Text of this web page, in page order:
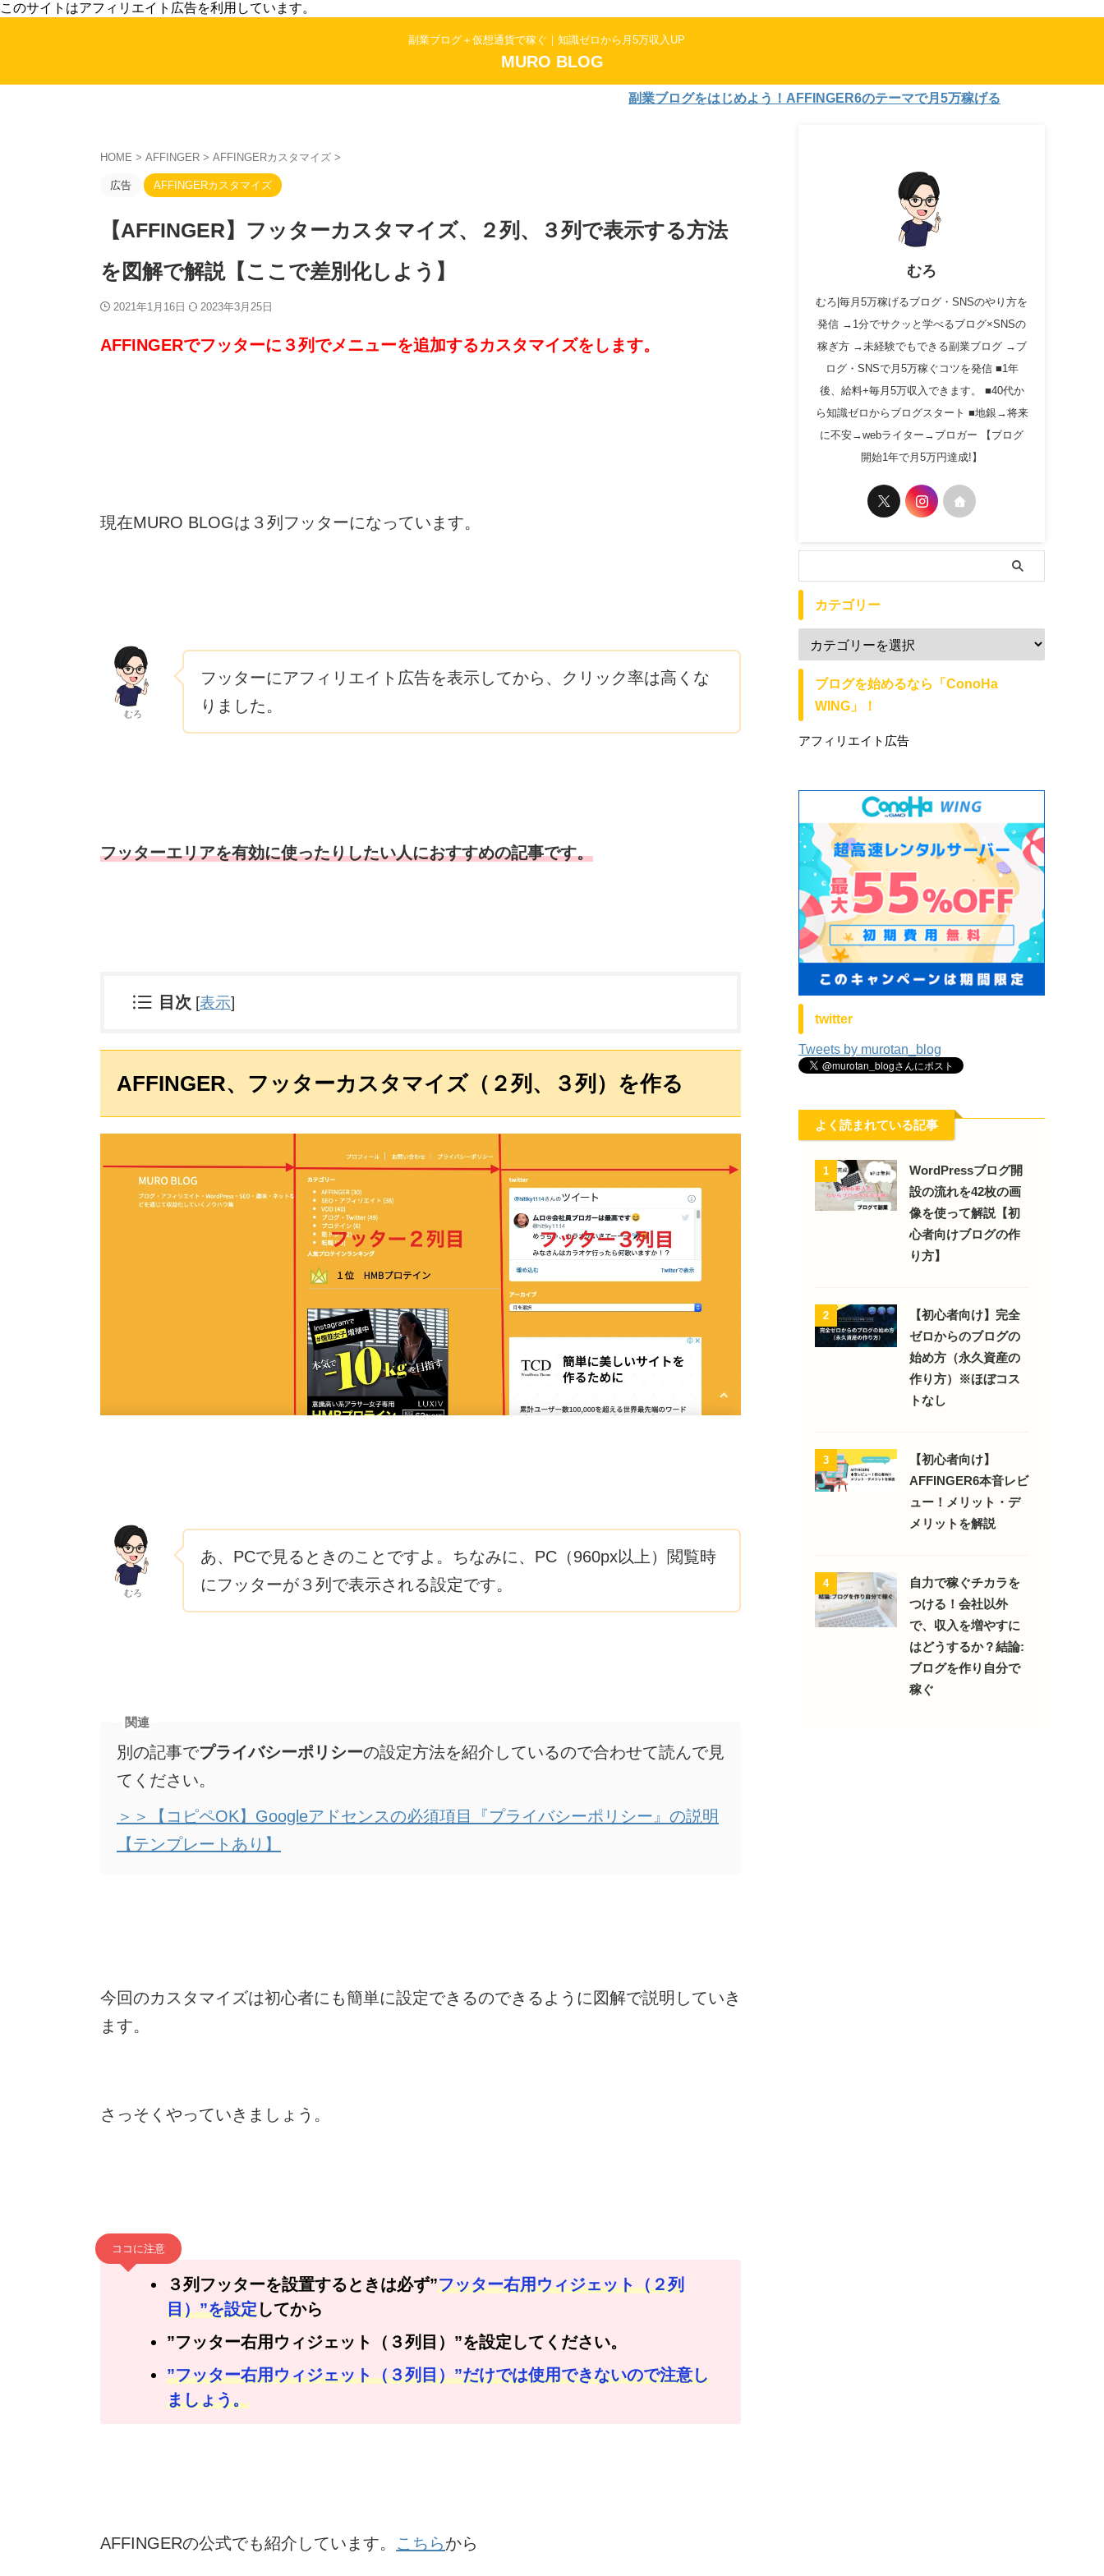
このサイトはアフィリエイト広告を利用しています。
副業ブログ＋仮想通貨で稼ぐ｜知識ゼロから月5万収入UP
MURO BLOG
副業ブログをはじめよう！AFFINGER6のテーマで月5万稼げる
HOME > AFFINGER > AFFINGERカスタマイズ >
広告 AFFINGERカスタマイズ
【AFFINGER】フッターカスタマイズ、２列、３列で表示する方法
を図解で解説【ここで差別化しよう】
2021年1月16日 2023年3月25日
AFFINGERでフッターに３列でメニューを追加するカスタマイズをします。
現在MURO BLOGは３列フッターになっています。
むろ
フッターにアフィリエイト広告を表示してから、クリック率は高くな
りました。
フッターエリアを有効に使ったりしたい人におすすめの記事です。
目次 [表示]
AFFINGER、フッターカスタマイズ（２列、３列）を作る
むろ
あ、PCで見るときのことですよ。ちなみに、PC（960px以上）閲覧時
にフッターが３列で表示される設定です。
関連
別の記事でプライバシーポリシーの設定方法を紹介しているので合わせて読んで見
てください。
＞＞【コピペOK】Googleアドセンスの必須項目『プライバシーポリシー』の説明
【テンプレートあり】
今回のカスタマイズは初心者にも簡単に設定できるのできるように図解で説明していき
ます。
さっそくやっていきましょう。
ココに注意
３列フッターを設置するときは必ず”フッター右用ウィジェット（２列
目）”を設定してから
”フッター右用ウィジェット（３列目）”を設定してください。
”フッター右用ウィジェット（３列目）”だけでは使用できないので注意し
ましょう。
AFFINGERの公式でも紹介しています。 こちらから
むろ
むろ|毎月5万稼げるブログ・SNSのやり方を
発信 →1分でサクッと学べるブログ×SNSの
稼ぎ方 →未経験でもできる副業ブログ →ブ
ログ・SNSで月5万稼ぐコツを発信 ■1年
後、給料+毎月5万収入できます。 ■40代か
ら知識ゼロからブログスタート ■地銀→将来
に不安→webライター→ブロガー 【ブログ
開始1年で月5万円達成!】
カテゴリー
ブログを始めるなら「ConoHa
WING」！
アフィリエイト広告
twitter
Tweets by murotan_blog
よく読まれている記事
1
WordPressブログ開
設の流れを42枚の画
像を使って解説【初
心者向けブログの作
り方】
2
【初心者向け】完全
ゼロからのブログの
始め方（永久資産の
作り方）※ほぼコス
トなし
3
【初心者向け】
AFFINGER6本音レビ
ュー！メリット・デ
メリットを解説
4
自力で稼ぐチカラを
つける！会社以外
で、収入を増やすに
はどうするか？結論:
ブログを作り自分で
稼ぐ